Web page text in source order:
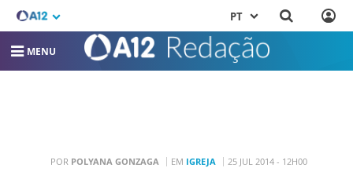
PT
MENU
POR POLYANA GONZAGA EM IGREJA 25 JUL 2014 - 12H00